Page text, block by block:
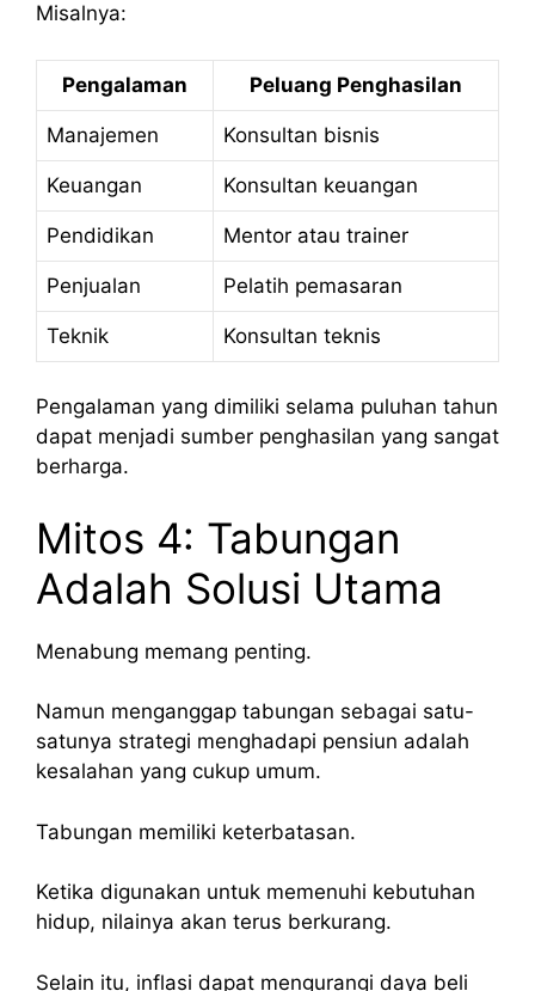
Misalnya:
Pengalaman Peluang Penghasilan
Manajemen Konsultan bisnis
Keuangan Konsultan keuangan
Pendidikan Mentor atau trainer
Penjualan Pelatih pemasaran
Teknik Konsultan teknis
Pengalaman yang dimiliki selama puluhan tahun
dapat menjadi sumber penghasilan yang sangat
berharga.
Mitos 4: Tabungan
Adalah Solusi Utama
Menabung memang penting.
Namun menganggap tabungan sebagai satu-
satunya strategi menghadapi pensiun adalah
kesalahan yang cukup umum.
Tabungan memiliki keterbatasan.
Ketika digunakan untuk memenuhi kebutuhan
hidup, nilainya akan terus berkurang.
Selain itu, inflasi dapat mengurangi daya beli